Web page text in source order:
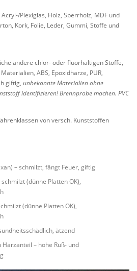
Plexiglas, Holz, Sperrholz, MDF und
Kork, Folie, Leder, Gummi, Stoffe und
andere chlor- oder fluorhaltigen Stoffe,
ABS, Epoxidharze, PUR,
giftig, unbekannte Materialien ohne
identifizieren! Brennprobe machen. PVC
von versch. Kunststoffen
– schmilzt, fängt Feuer, giftig
(dünne Platten OK),
(dünne Platten OK),
ätzend
– hohe Ruß- und